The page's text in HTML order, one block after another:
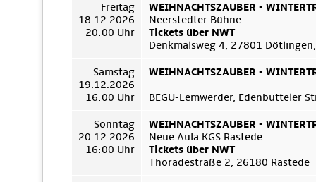
Freitag
18.12.2026
20:00 Uhr
WEIHNACHTSZAUBER -
Neerstedter Bühne
Tickets über NWT
Denkmalsweg 4, 27801
Samstag
19.12.2026
16:00 Uhr
WEIHNACHTSZAUBER -
BEGU-Lemwerder, Edenbütteler
Sonntag
20.12.2026
16:00 Uhr
WEIHNACHTSZAUBER -
Neue Aula KGS Rastede
Tickets über NWT
Thoradestraße 2, 26180 Rastede